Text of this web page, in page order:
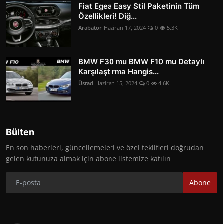
Fiat Egea Easy Stil Paketinin Tüm
Özellikleri! Diğ...
Arabator Haziran 17, 2024 0 5.3K
BMW F30 mu BMW F10 mu Detaylı
Karşılaştırma Hangis...
Üstad Haziran 15, 2024 0 4.6K
Bülten
En son haberleri, güncellemeleri ve özel teklifleri doğrudan
gelen kutunuza almak için abone listemize katılın
Abone